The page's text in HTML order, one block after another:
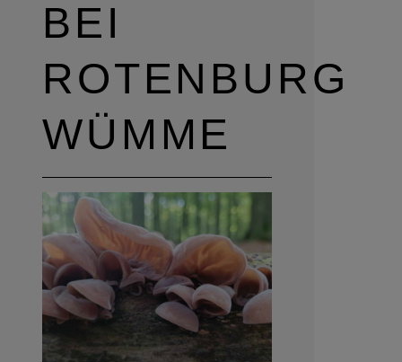
BEI
ROTENBURG
WÜMME